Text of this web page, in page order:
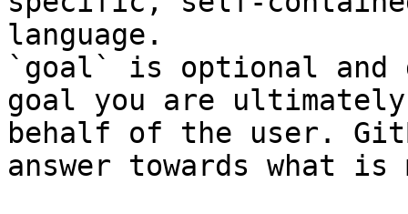
language.
`goal` is optional and
goal you are
behalf of the user.
answer towards what